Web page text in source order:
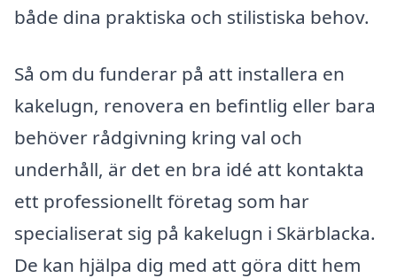
både dina praktiska och stilistiska behov.
Så om du funderar på att installera en
kakelugn, renovera en befintlig eller bara
behöver rådgivning kring val och
underhåll, är det en bra idé att kontakta
ett professionellt företag som har
specialiserat sig på kakelugn i Skärblacka.
De kan hjälpa dig med att göra ditt hem